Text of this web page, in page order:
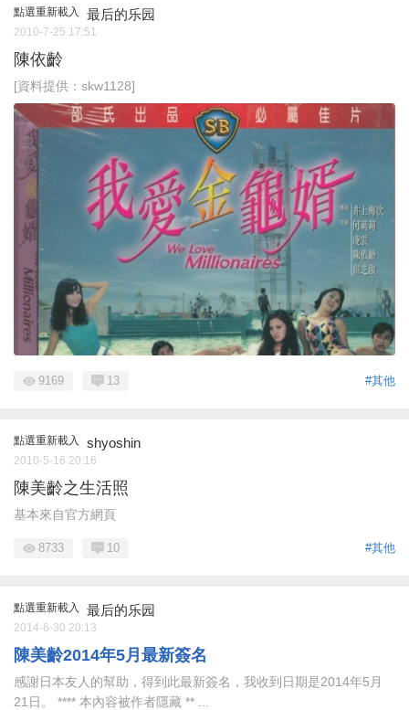
點選重新載入 最后的乐园
2010-7-25 17:51
陳依齡
[資料提供：skw1128]
#其他
9169 13
點選重新載入 shyoshin
2010-5-16 20:16
陳美齡之生活照
基本來自官方網頁
#其他
8733 10
點選重新載入 最后的乐园
2014-6-30 20:13
陳美齡2014年5月最新簽名
感謝日本友人的幫助，得到此最新簽名，我收到日期是2014年5月
21日。 **** 本內容被作者隱藏 ** ...